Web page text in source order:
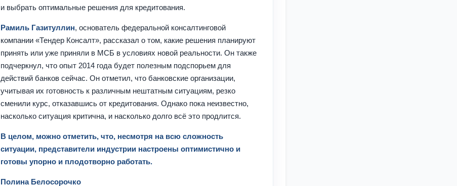
и выбрать оптимальные решения для кредитования.
Рамиль Газитуллин, основатель федеральной консалтинговой
компании «Тендер Консалт», рассказал о том, какие решения планируют
принять или уже приняли в МСБ в условиях новой реальности. Он также
подчеркнул, что опыт 2014 года будет полезным подспорьем для
действий банков сейчас. Он отметил, что банковские организации,
учитывая их готовность к различным нештатным ситуациям, резко
сменили курс, отказавшись от кредитования. Однако пока неизвестно,
насколько ситуация критична, и насколько долго всё это продлится.
В целом, можно отметить, что, несмотря на всю сложность
ситуации, представители индустрии настроены оптимистично и
готовы упорно и плодотворно работать.
Полина Белосорочко